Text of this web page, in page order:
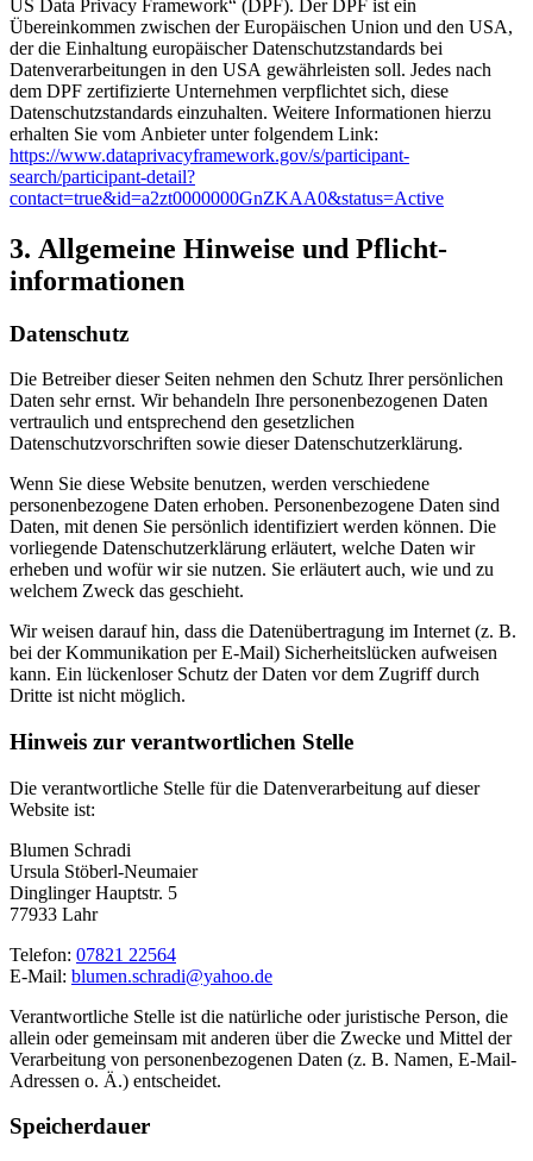
US Data Privacy Framework“ (DPF). Der DPF ist ein
Übereinkommen zwischen der Europäischen Union und den USA,
der die Einhaltung europäischer Datenschutzstandards bei
Datenverarbeitungen in den USA gewährleisten soll. Jedes nach
dem DPF zertifizierte Unternehmen verpflichtet sich, diese
Datenschutzstandards einzuhalten. Weitere Informationen hierzu
erhalten Sie vom Anbieter unter folgendem Link:
https://www.dataprivacyframework.gov/s/participant-
search/participant-detail?
contact=true&id=a2zt0000000GnZKAA0&status=Active
3. Allgemeine Hinweise und Pflicht­
informationen
Datenschutz
Die Betreiber dieser Seiten nehmen den Schutz Ihrer persönlichen
Daten sehr ernst. Wir behandeln Ihre personenbezogenen Daten
vertraulich und entsprechend den gesetzlichen
Datenschutzvorschriften sowie dieser Datenschutzerklärung.
Wenn Sie diese Website benutzen, werden verschiedene
personenbezogene Daten erhoben. Personenbezogene Daten sind
Daten, mit denen Sie persönlich identifiziert werden können. Die
vorliegende Datenschutzerklärung erläutert, welche Daten wir
erheben und wofür wir sie nutzen. Sie erläutert auch, wie und zu
welchem Zweck das geschieht.
Wir weisen darauf hin, dass die Datenübertragung im Internet (z. B.
bei der Kommunikation per E-Mail) Sicherheitslücken aufweisen
kann. Ein lückenloser Schutz der Daten vor dem Zugriff durch
Dritte ist nicht möglich.
Hinweis zur verantwortlichen Stelle
Die verantwortliche Stelle für die Datenverarbeitung auf dieser
Website ist:
Blumen Schradi
Ursula Stöberl-Neumaier
Dinglinger Hauptstr. 5
77933 Lahr
Telefon: 07821 22564
E-Mail: blumen.schradi@yahoo.de
Verantwortliche Stelle ist die natürliche oder juristische Person, die
allein oder gemeinsam mit anderen über die Zwecke und Mittel der
Verarbeitung von personenbezogenen Daten (z. B. Namen, E-Mail-
Adressen o. Ä.) entscheidet.
Speicherdauer